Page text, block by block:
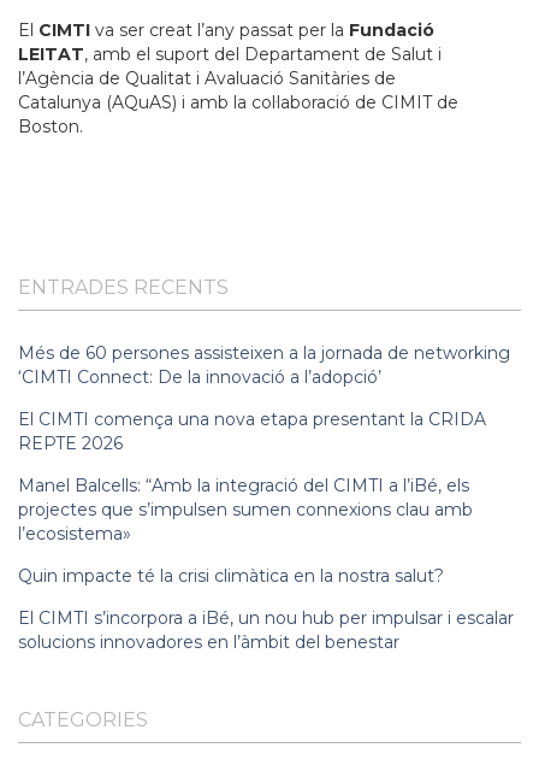
El CIMTI va ser creat l’any passat per la Fundació
LEITAT, amb el suport del Departament de Salut i
l’Agència de Qualitat i Avaluació Sanitàries de
Catalunya (AQuAS) i amb la col·laboració de CIMIT de
Boston.
ENTRADES RECENTS
Més de 60 persones assisteixen a la jornada de networking
‘CIMTI Connect: De la innovació a l’adopció’
El CIMTI comença una nova etapa presentant la CRIDA
REPTE 2026
Manel Balcells: “Amb la integració del CIMTI a l’iBé, els
projectes que s’impulsen sumen connexions clau amb
l’ecosistema»
Quin impacte té la crisi climàtica en la nostra salut?
El CIMTI s’incorpora a iBé, un nou hub per impulsar i escalar
solucions innovadores en l’àmbit del benestar
CATEGORIES